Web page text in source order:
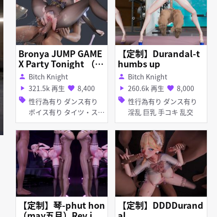
Bronya JUMP GAME
X Party Tonight （1
2 December）
person Bitch Knight
play_arrow 321.5k 再生 favorite 8,400
sell 性行為有り ダンス有り
ボイス有り タイツ・スト
ッキング ディルド バイ
ブ・ローター アヘ顔 オ
ナニー お漏らし・潮吹き
【定制】Durandal-t
humbs up
person Bitch Knight
play_arrow 260.6k 再生 favorite 8,000
sell 性行為有り ダンス有り
淫乱 巨乳 手コキ 乱交
【定制】琴-phut hon
【定制】DDDDurand